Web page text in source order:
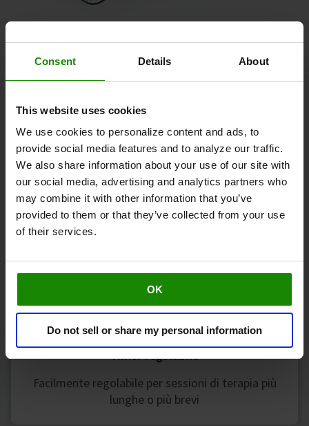
Consent Details About
This website uses cookies
We use cookies to personalize content and ads, to
provide social media features and to analyze our traffic.
We also share information about your use of our site with
our social media, advertising and analytics partners who
may combine it with other information that you’ve
provided to them or that they’ve collected from your use
of their services.
OK
Do not sell or share my personal information
Livello intensità
1-99
Timer regolabile
Facilmente regolabile per sessioni di terapia più
lunghe o più brevi